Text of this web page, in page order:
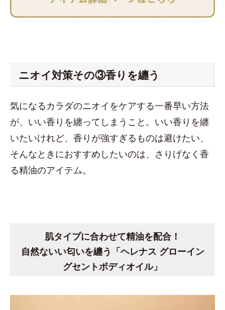
ニオイ対策その③香りを纏う
気になるカラダのニオイをケアする一番早い方法
が、いい香りを纏ってしまうこと。いい香りを纏
いたいけれど、香りが強すぎるものは避けたい、
そんなときにおすすめしたいのは、さりげなく香
る精油のアイテム。
肌タイプに合わせて精油を配合！
自然ないい匂いを纏う「ヘレナス グローイン
グセントボディオイル」